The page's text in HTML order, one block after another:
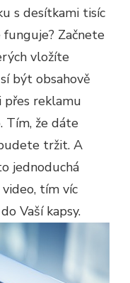
s desítkami tisíc
Začnete
vložíte
být obsahově
přes reklamu
Tím, že dáte
tržit. A
jednoduchá
tím víc
Vaší kapsy.